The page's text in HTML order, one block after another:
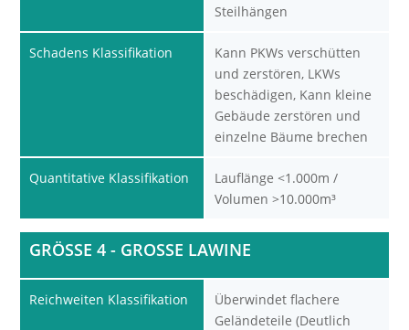
Schadens Klassifikation
Quantitative Klassifikation
Steilhängen
Kann PKWs verschütten
und zerstören, LKWs
beschädigen, Kann kleine
Gebäude zerstören und
einzelne Bäume brechen
Lauflänge <1.000m /
Volumen >10.000m³
Reichweiten Klassifikation
GRÖSSE 4 - GROSSE LAWINE
Überwindet flachere
Geländeteile (Deutlich